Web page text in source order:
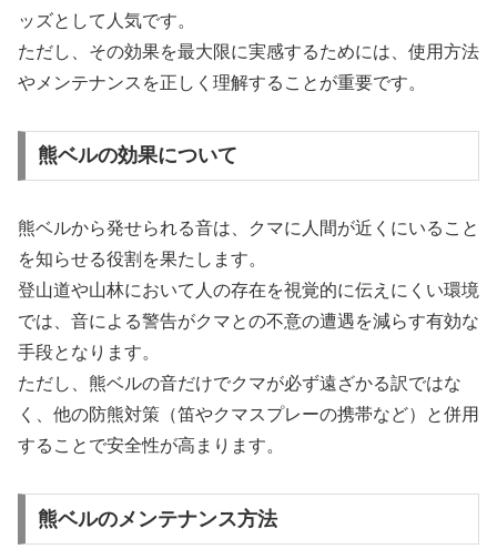
ッズとして人気です。
ただし、その効果を最大限に実感するためには、使用方法
やメンテナンスを正しく理解することが重要です。
熊ベルの効果について
熊ベルから発せられる音は、クマに人間が近くにいること
を知らせる役割を果たします。
登山道や山林において人の存在を視覚的に伝えにくい環境
では、音による警告がクマとの不意の遭遇を減らす有効な
手段となります。
ただし、熊ベルの音だけでクマが必ず遠ざかる訳ではな
く、他の防熊対策（笛やクマスプレーの携帯など）と併用
することで安全性が高まります。
熊ベルのメンテナンス方法